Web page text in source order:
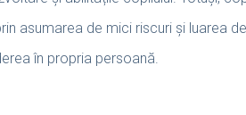
asumarea de mici riscuri și luarea
în propria persoană.